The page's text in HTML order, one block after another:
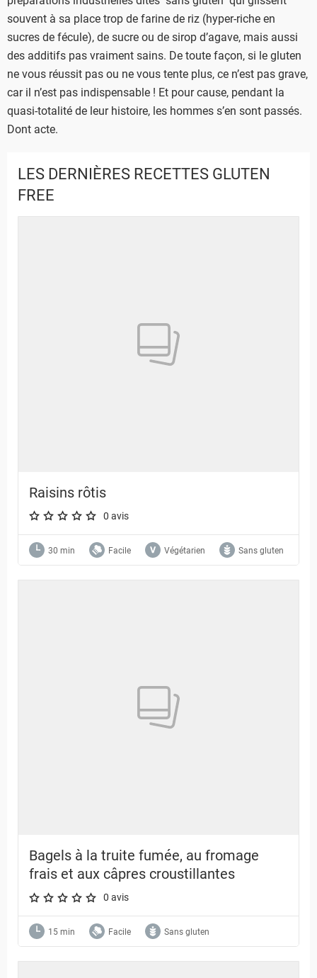
souvent à sa place trop de farine de riz (hyper-riche en
sucres de fécule), de sucre ou de sirop d’agave, mais aussi
des additifs pas vraiment sains. De toute façon, si le gluten
ne vous réussit pas ou ne vous tente plus, ce n’est pas grave,
car il n’est pas indispensable ! Et pour cause, pendant la
quasi-totalité de leur histoire, les hommes s’en sont passés.
Dont acte.
LES DERNIÈRES RECETTES GLUTEN
FREE
Raisins rôtis
A star rating of 0 out of 5.
0 avis
30 min Facile Végétarien Sans gluten
Bagels à la truite fumée, au fromage
frais et aux câpres croustillantes
A star rating of 0 out of 5.
0 avis
15 min Facile Sans gluten